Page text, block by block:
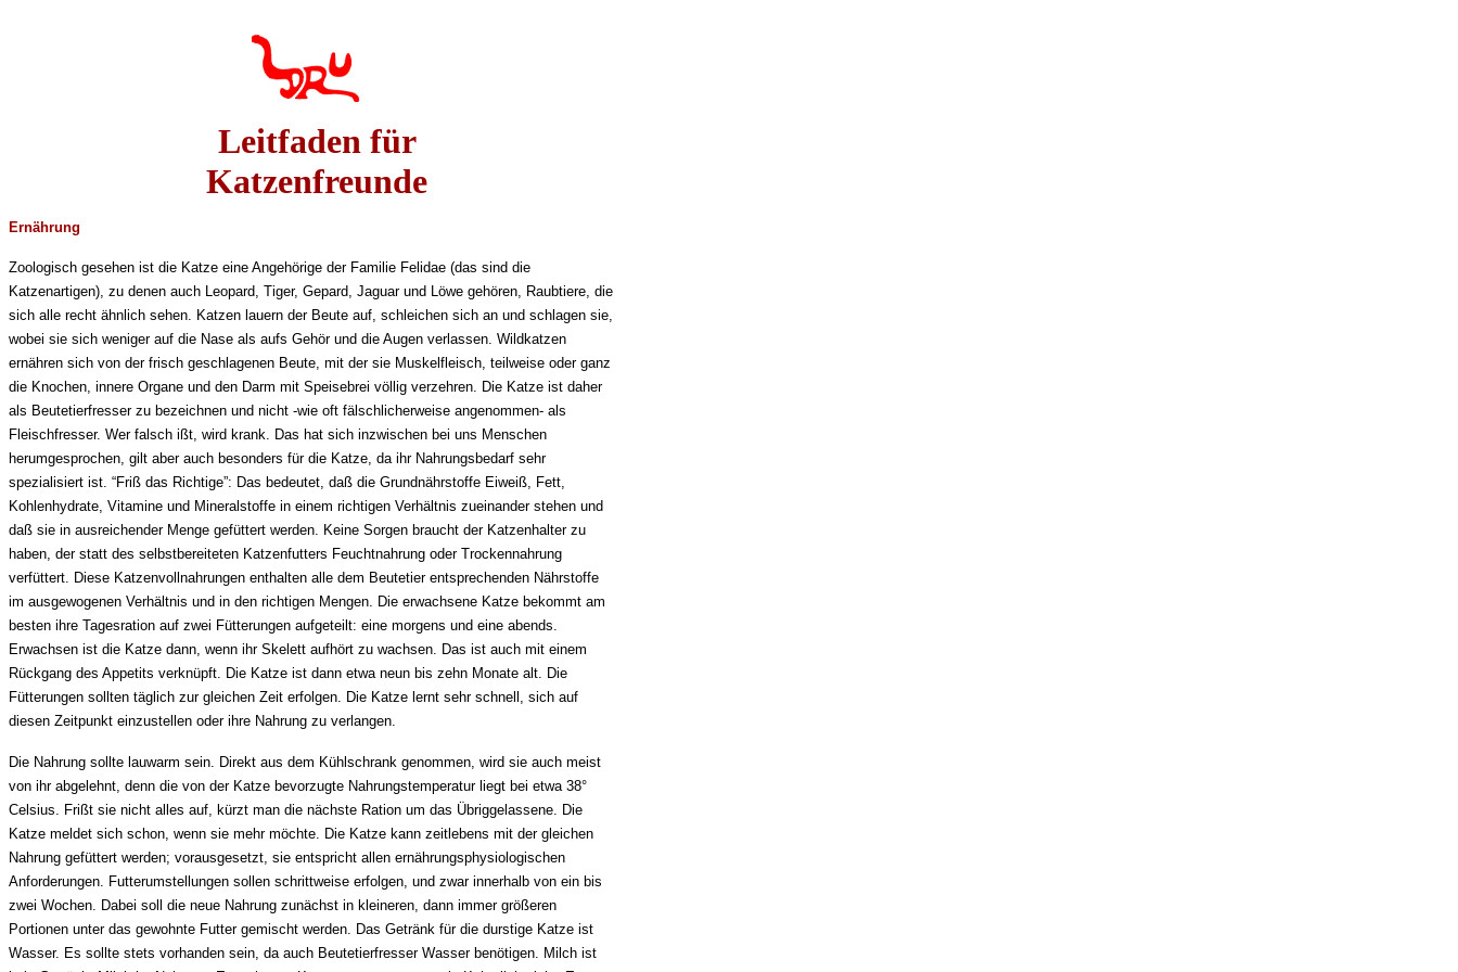
Leitfaden für
Katzenfreunde
Ernährung
Zoologisch gesehen ist die Katze eine Angehörige der Familie Felidae (das sind die
Katzenartigen), zu denen auch Leopard, Tiger, Gepard, Jaguar und Löwe gehören, Raubtiere, die
sich alle recht ähnlich sehen. Katzen lauern der Beute auf, schleichen sich an und schlagen sie,
wobei sie sich weniger auf die Nase als aufs Gehör und die Augen verlassen. Wildkatzen
ernähren sich von der frisch geschlagenen Beute, mit der sie Muskelfleisch, teilweise oder ganz
die Knochen, innere Organe und den Darm mit Speisebrei völlig verzehren. Die Katze ist daher
als Beutetierfresser zu bezeichnen und nicht -wie oft fälschlicherweise angenommen- als
Fleischfresser. Wer falsch ißt, wird krank. Das hat sich inzwischen bei uns Menschen
herumgesprochen, gilt aber auch besonders für die Katze, da ihr Nahrungsbedarf sehr
spezialisiert ist. “Friß das Richtige”: Das bedeutet, daß die Grundnährstoffe Eiweiß, Fett,
Kohlenhydrate, Vitamine und Mineralstoffe in einem richtigen Verhältnis zueinander stehen und
daß sie in ausreichender Menge gefüttert werden. Keine Sorgen braucht der Katzenhalter zu
haben, der statt des selbstbereiteten Katzenfutters Feuchtnahrung oder Trockennahrung
verfüttert. Diese Katzenvollnahrungen enthalten alle dem Beutetier entsprechenden Nährstoffe
im ausgewogenen Verhältnis und in den richtigen Mengen. Die erwachsene Katze bekommt am
besten ihre Tagesration auf zwei Fütterungen aufgeteilt: eine morgens und eine abends.
Erwachsen ist die Katze dann, wenn ihr Skelett aufhört zu wachsen. Das ist auch mit einem
Rückgang des Appetits verknüpft. Die Katze ist dann etwa neun bis zehn Monate alt. Die
Fütterungen sollten täglich zur gleichen Zeit erfolgen. Die Katze lernt sehr schnell, sich auf
diesen Zeitpunkt einzustellen oder ihre Nahrung zu verlangen.
Die Nahrung sollte lauwarm sein. Direkt aus dem Kühlschrank genommen, wird sie auch meist
von ihr abgelehnt, denn die von der Katze bevorzugte Nahrungstemperatur liegt bei etwa 38°
Celsius. Frißt sie nicht alles auf, kürzt man die nächste Ration um das Übriggelassene. Die
Katze meldet sich schon, wenn sie mehr möchte. Die Katze kann zeitlebens mit der gleichen
Nahrung gefüttert werden; vorausgesetzt, sie entspricht allen ernährungsphysiologischen
Anforderungen. Futterumstellungen sollen schrittweise erfolgen, und zwar innerhalb von ein bis
zwei Wochen. Dabei soll die neue Nahrung zunächst in kleineren, dann immer größeren
Portionen unter das gewohnte Futter gemischt werden. Das Getränk für die durstige Katze ist
Wasser. Es sollte stets vorhanden sein, da auch Beutetierfresser Wasser benötigen. Milch ist